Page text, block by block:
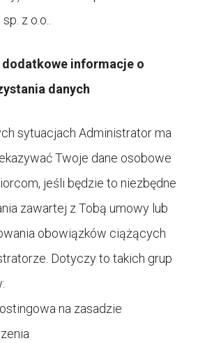
z o.o..
dodatkowe informacje o
danych
sytuacjach Administrator ma
Twoje dane osobowe
jeśli będzie to niezbędne
zawartej z Tobą umowy lub
obowiązków ciążących
Dotyczy to takich grup
na zasadzie